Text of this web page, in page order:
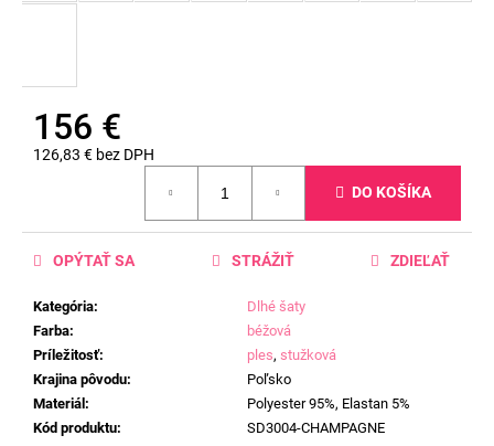
156 €
126,83 € bez DPH
DO KOŠÍKA
Kategória:
Dlhé šaty
Farba:
béžová
Príležitosť: ples, stužková
Krajina pôvodu:
Poľsko
Materiál :
Polyester 95%, Elastan 5%
Kód produktu: SD3004-CHAMPAGNE
OPÝTAŤ SA STRÁŽIŤ ZDIEĽAŤ